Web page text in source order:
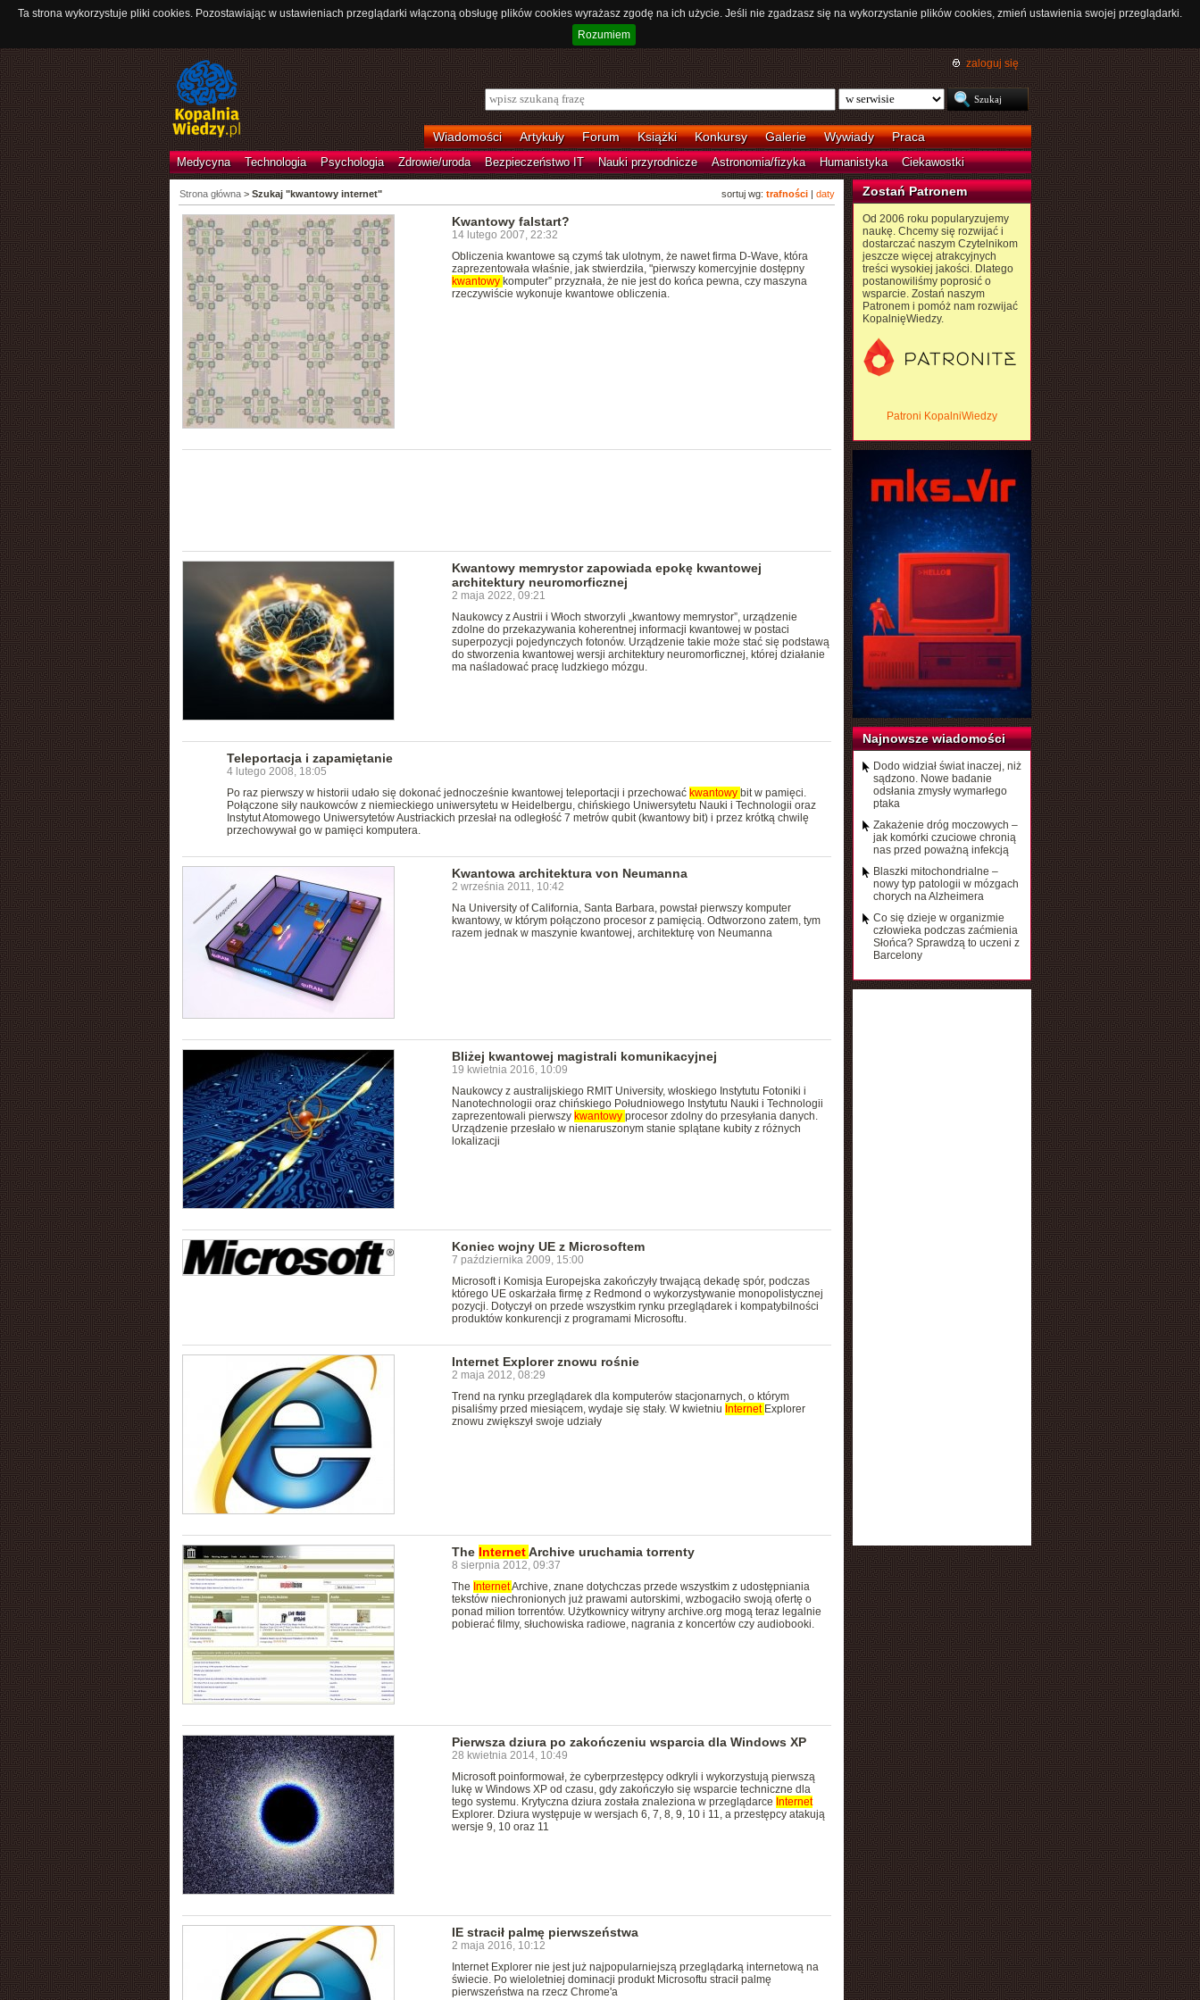
Ta strona wykorzystuje pliki cookies. Pozostawiając w ustawieniach przeglądarki włączoną obsługę plików cookies wyrażasz zgodę na ich użycie. Jeśli nie zgadzasz się na wykorzystanie plików cookies, zmień ustawienia swojej przeglądarki.
Rozumiem
zaloguj się
Wiadomości Artykuły Forum Książki Konkursy Galerie Wywiady Praca
Medycyna Technologia Psychologia Zdrowie/uroda Bezpieczeństwo IT Nauki przyrodnicze Astronomia/fizyka Humanistyka Ciekawostki
sortuj wg: trafności| daty
Strona główna> Szukaj "kwantowy internet"
Kwantowy falstart?
14 lutego 2007, 22:32
Obliczenia kwantowe są czymś tak ulotnym, że nawet firma D-Wave, która
zaprezentowała właśnie, jak stwierdziła, "pierwszy komercyjnie dostępny
kwantowy komputer” przyznała, że nie jest do końca pewna, czy maszyna
rzeczywiście wykonuje kwantowe obliczenia.
Kwantowy memrystor zapowiada epokę kwantowej
architektury neuromorficznej
2 maja 2022, 09:21
Naukowcy z Austrii i Włoch stworzyli „kwantowy memrystor”, urządzenie
zdolne do przekazywania koherentnej informacji kwantowej w postaci
superpozycji pojedynczych fotonów. Urządzenie takie może stać się podstawą
do stworzenia kwantowej wersji architektury neuromorficznej, której działanie
ma naśladować pracę ludzkiego mózgu.
Teleportacja i zapamiętanie
4 lutego 2008, 18:05
Po raz pierwszy w historii udało się dokonać jednocześnie kwantowej teleportacji i przechować kwantowy bit w pamięci.
Połączone siły naukowców z niemieckiego uniwersytetu w Heidelbergu, chińskiego Uniwersytetu Nauki i Technologii oraz
Instytut Atomowego Uniwersytetów Austriackich przesłał na odległość 7 metrów qubit (kwantowy bit) i przez krótką chwilę
przechowywał go w pamięci komputera.
Kwantowa architektura von Neumanna
2 września 2011, 10:42
Na University of California, Santa Barbara, powstał pierwszy komputer
kwantowy, w którym połączono procesor z pamięcią. Odtworzono zatem, tym
razem jednak w maszynie kwantowej, architekturę von Neumanna
Bliżej kwantowej magistrali komunikacyjnej
19 kwietnia 2016, 10:09
Naukowcy z australijskiego RMIT University, włoskiego Instytutu Fotoniki i
Nanotechnologii oraz chińskiego Południowego Instytutu Nauki i Technologii
zaprezentowali pierwszy kwantowy procesor zdolny do przesyłania danych.
Urządzenie przesłało w nienaruszonym stanie splątane kubity z różnych
lokalizacji
Koniec wojny UE z Microsoftem
7 października 2009, 15:00
Microsoft i Komisja Europejska zakończyły trwającą dekadę spór, podczas
którego UE oskarżała firmę z Redmond o wykorzystywanie monopolistycznej
pozycji. Dotyczył on przede wszystkim rynku przeglądarek i kompatybilności
produktów konkurencji z programami Microsoftu.
Internet Explorer znowu rośnie
2 maja 2012, 08:29
Trend na rynku przeglądarek dla komputerów stacjonarnych, o którym
pisaliśmy przed miesiącem, wydaje się stały. W kwietniu Internet Explorer
znowu zwiększył swoje udziały
The InternetArchive uruchamia torrenty
8 sierpnia 2012, 09:37
The InternetArchive, znane dotychczas przede wszystkim z udostępniania
tekstów niechronionych już prawami autorskimi, wzbogaciło swoją ofertę o
ponad milion torrentów. Użytkownicy witryny archive.org mogą teraz legalnie
pobierać filmy, słuchowiska radiowe, nagrania z koncertów czy audiobooki.
Pierwsza dziura po zakończeniu wsparcia dla Windows XP
28 kwietnia 2014, 10:49
Microsoft poinformował, że cyberprzestępcy odkryli i wykorzystują pierwszą
lukę w Windows XP od czasu, gdy zakończyło się wsparcie techniczne dla
tego systemu. Krytyczna dziura została znaleziona w przeglądarce Internet
Explorer. Dziura występuje w wersjach 6, 7, 8, 9, 10 i 11, a przestępcy atakują
wersje 9, 10 oraz 11
IE stracił palmę pierwszeństwa
2 maja 2016, 10:12
Internet Explorer nie jest już najpopularniejszą przeglądarką internetową na
świecie. Po wieloletniej dominacji produkt Microsoftu stracił palmę
pierwszeństwa na rzecz Chrome'a
Zostań Patronem
Od 2006 roku popularyzujemy
naukę. Chcemy się rozwijać i
dostarczać naszym Czytelnikom
jeszcze więcej atrakcyjnych
treści wysokiej jakości. Dlatego
postanowiliśmy poprosić o
wsparcie. Zostań naszym
Patronem i pomóż nam rozwijać
KopalnięWiedzy.
Patroni KopalniWiedzy
Najnowsze wiadomości
Dodo widział świat inaczej, niż
sądzono. Nowe badanie
odsłania zmysły wymarłego
ptaka
Zakażenie dróg moczowych –
jak komórki czuciowe chronią
nas przed poważną infekcją
Blaszki mitochondrialne –
nowy typ patologii w mózgach
chorych na Alzheimera
Co się dzieje w organizmie
człowieka podczas zaćmienia
Słońca? Sprawdzą to uczeni z
Barcelony